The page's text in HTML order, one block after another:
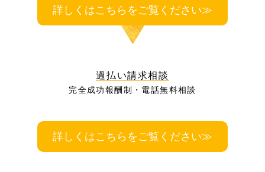
詳しくはこちらをご覧ください≫
過払い請求相談
完全成功報酬制・電話無料相談
詳しくはこちらをご覧ください≫